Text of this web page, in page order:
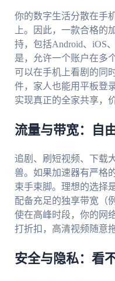
你的数字生活分散在手
上。因此，一款合格的
持，包括Android、iOS
是，允许一个账户在多
可以在手机上看剧的同
件，家人也能用平板登
实现真正的全家共享，
流量与带宽：自
追剧、刷短视频、下载
兽。如果加速器有严格
束手束脚。理想的选择
配备充足的独享带宽（
使在高峰时段，你的网
打折扣，高清视频随意
安全与隐私：看